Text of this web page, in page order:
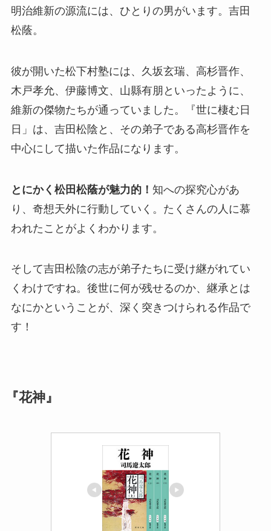
明治維新の源流には、ひとりの男がいます。吉田
松蔭。
彼が開いた松下村塾には、久坂玄瑞、高杉晋作、
木戸孝允、伊藤博文、山縣有朋といったように、
維新の傑物たちが通っていました。『世に棲む日
日」は、吉田松陰と、その弟子である高杉晋作を
中心にして描いた作品になります。
とにかく松田松蔭が魅力的！ 知への探究心があ
り、奇想天外に行動していく。たくさんの人に慕
われたことがよくわかります。
そして吉田松陰の志が弟子たちに受け継がれてい
くわけですね。後世に何が残せるのか、継承とは
なにかということが、深く突きつけられる作品で
す！
『花神』